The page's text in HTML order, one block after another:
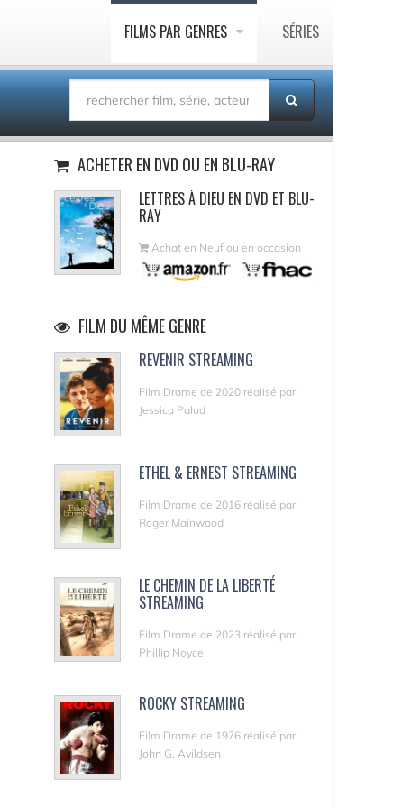
FILMS PAR GENRES SÉRIES
ACHETER EN DVD OU EN BLU-RAY
LETTRES À DIEU EN DVD ET BLU-
RAY
Achat en Neuf ou en occasion
FILM DU MÊME GENRE
REVENIR STREAMING
Film Drame de 2020 réalisé par
Jessica Palud
ETHEL & ERNEST STREAMING
Film Drame de 2016 réalisé par
Roger Mainwood
LE CHEMIN DE LA LIBERTÉ
STREAMING
Film Drame de 2023 réalisé par
Phillip Noyce
ROCKY STREAMING
Film Drame de 1976 réalisé par
John G. Avildsen